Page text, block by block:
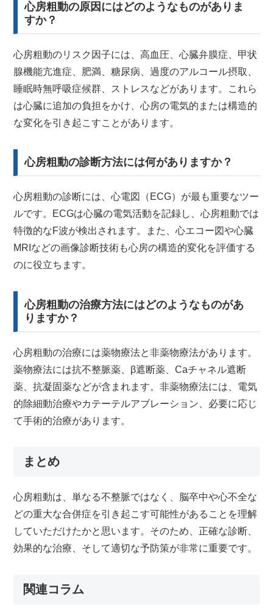
心房粗動の原因にはどのようなものがありま
すか？
心房粗動のリスク因子には、高血圧、心臓弁膜症、甲状
腺機能亢進症、肥満、糖尿病、過度のアルコール摂取、
睡眠時無呼吸症候群、ストレスなどがあります。これら
は心臓に追加の負担をかけ、心房の電気的または構造的
な変化を引き起こすことがあります。
心房粗動の診断方法には何がありますか？
心房粗動の診断には、心電図（ECG）が最も重要なツー
ルです。ECGは心臓の電気活動を記録し、心房粗動では
特徴的なF波が検出されます。また、心エコー図や心臓
MRIなどの画像診断技術も心房の構造的変化を評価する
のに役立ちます。
心房粗動の治療方法にはどのようなものがあ
りますか？
心房粗動の治療には薬物療法と非薬物療法があります。
薬物療法には抗不整脈薬、β遮断薬、Caチャネル遮断
薬、抗凝固薬などが含まれます。非薬物療法には、電気
的除細動治療やカテーテルアブレーション、必要に応じ
て手術的治療があります。
まとめ
心房粗動は、単なる不整脈ではなく、脳卒中や心不全な
どの重大な合併症を引き起こす可能性があることを理解
していただけたかと思います。そのため、正確な診断、
効果的な治療、そして適切な予防策が非常に重要です。
関連コラム